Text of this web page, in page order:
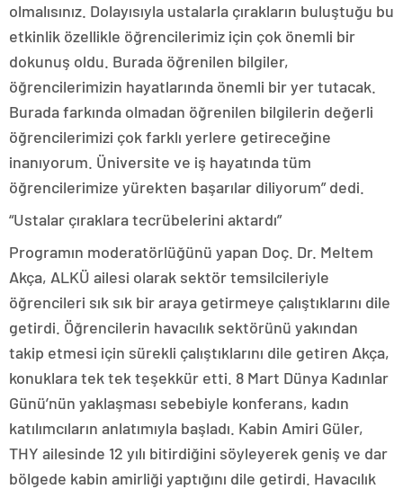
olmalısınız. Dolayısıyla ustalarla çırakların buluştuğu bu
etkinlik özellikle öğrencilerimiz için çok önemli bir
dokunuş oldu. Burada öğrenilen bilgiler,
öğrencilerimizin hayatlarında önemli bir yer tutacak.
Burada farkında olmadan öğrenilen bilgilerin değerli
öğrencilerimizi çok farklı yerlere getireceğine
inanıyorum. Üniversite ve iş hayatında tüm
öğrencilerimize yürekten başarılar diliyorum” dedi.
“Ustalar çıraklara tecrübelerini aktardı”
Programın moderatörlüğünü yapan Doç. Dr. Meltem
Akça, ALKÜ ailesi olarak sektör temsilcileriyle
öğrencileri sık sık bir araya getirmeye çalıştıklarını dile
getirdi. Öğrencilerin havacılık sektörünü yakından
takip etmesi için sürekli çalıştıklarını dile getiren Akça,
konuklara tek tek teşekkür etti. 8 Mart Dünya Kadınlar
Günü’nün yaklaşması sebebiyle konferans, kadın
katılımcıların anlatımıyla başladı. Kabin Amiri Güler,
THY ailesinde 12 yılı bitirdiğini söyleyerek geniş ve dar
bölgede kabin amirliği yaptığını dile getirdi. Havacılık